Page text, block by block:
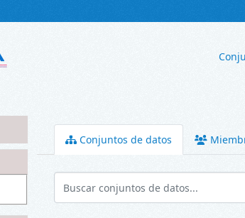
Conjuntos de datos